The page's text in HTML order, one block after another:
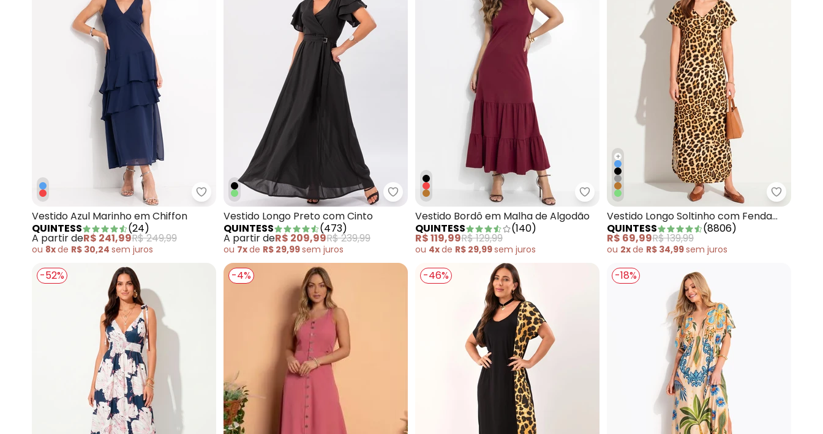
Quintess - Vestido Azul Marinho em Chiffon
Vestido Azul Marinho em Chiffon
QUINTESS
(24)
A partir deR$ 241,99R$ 249,99
ou 8xde R$ 30,24 sem juros
Quintess - Vestido Longo Preto com Cinto
Vestido Longo Preto com Cinto
QUINTESS
(473)
A partir deR$ 209,99R$ 239,99
ou 7xde R$ 29,99sem juros
Quintess - Vestido Bordô em Malha de Algodão
Vestido Bordô em Malha de Algodão
QUINTESS
(140)
R$ 119,99R$ 129,99
ou 4xde R$ 29,99sem juros
+
Quintess
Vestido Longo Soltinho com Fenda
Oncinha
QUINTESS (8806)
R$ 69,99R$ 139,99
ou 2xde R$ 34,99sem juros
-52% -4% -46% -18%